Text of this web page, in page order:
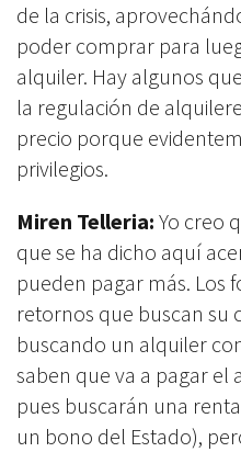
de la crisis,
poder comprar para
alquiler. Hay algunos
la regulación de
precio porque
privilegios.
Miren Telleria: Yo creo
que se ha dicho aquí
pueden pagar más. Los
retornos que buscan su
buscando un alquiler
saben que va a pagar
pues buscarán una
un bono del Estado),